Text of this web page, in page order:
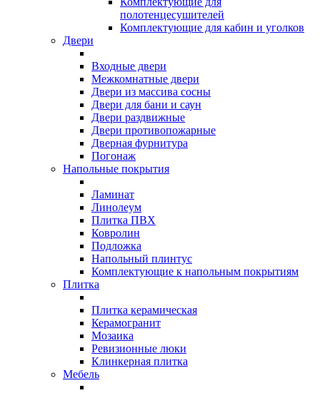
полотенцесушителей
Комплектующие для кабин и уголков
Двери
Входные двери
Межкомнатные двери
Двери из массива сосны
Двери для бани и саун
Двери раздвижные
Двери противопожарные
Дверная фурнитура
Погонаж
Напольные покрытия
Ламинат
Линолеум
Плитка ПВХ
Ковролин
Подложка
Напольный плинтус
Комплектующие к напольным покрытиям
Плитка
Плитка керамическая
Керамогранит
Мозаика
Ревизионные люки
Клинкерная плитка
Мебель